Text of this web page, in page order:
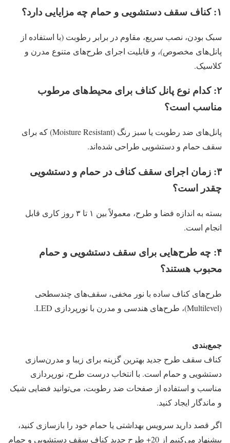
۱: کناف سقف دستشویی و حمام چه مزایایی دارد؟
سبک بودن، نصب سریع، مقاوم در برابر رطوبت (با استفاده از
پانل‌های مخصوص)، و قابلیت اجرای طرح‌های متنوع مدرن و
کلاسیک.
۲: کدام نوع پانل کناف برای محیط‌های مرطوب
مناسب است؟
پانل‌های ضد رطوبت یا سبز رنگ (Moisture Resistant) که برای
سقف حمام و دستشویی طراحی شده‌اند.
۳: زمان اجرای سقف کناف در حمام و دستشویی
چقدر است؟
بسته به اندازه فضا و طرح، معمولاً بین ۱ تا ۳ روز کاری قابل
انجام است.
۴: چه طرح‌هایی برای سقف دستشویی و حمام
محبوب هستند؟
طرح‌های کناف ساده با نور مخفی، سقف‌های چندسطحی
(Multilevel)، طرح‌های هندسی و مدرن با نورپردازی LED.
جمع‌بندی
کناف سقف طرح جدید بهترین گزینه برای زیبا و مدرن‌سازی
دستشویی و حمام است. با انتخاب درست طرح، نورپردازی
مناسب و استفاده از صفحات ضد رطوبت، می‌توانید فضایی شیک
و ماندگار ایجاد کنید.
اگر قصد دارید سرویس بهداشتی یا حمام خود را بازسازی کنید،
پیشنهاد می‌کنیم از 20+ طرح جدید کناف سقف دستشویی و حمام